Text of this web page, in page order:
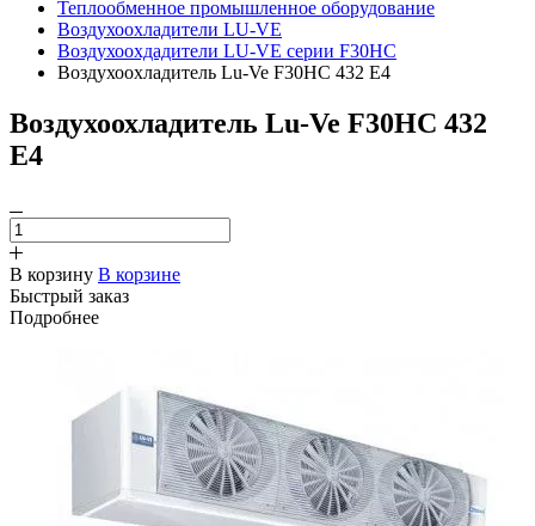
Теплообменное промышленное оборудование
Воздухоохладители LU-VE
Воздухоохдадители LU-VE серии F30HC
Воздухоохладитель Lu-Ve F30HC 432 E4
Воздухоохладитель Lu-Ve F30HC 432
E4
В корзину В корзине
Быстрый заказ
Подробнее